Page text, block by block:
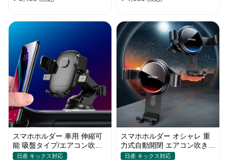
スマホホルダー 車用 伸縮可
能 吸盤タイプ/エアコン吹き
出し口 角度調整 片手操作 全
日産 キックス対応
スマホホルダー オシャレ 重
力式自動開閉 エアコン吹き出
し口用 片手操作 全機種 車
日産 キックス対応